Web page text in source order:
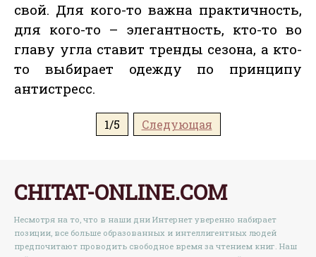
свой. Для кого-то важна практичность,
для кого-то – элегантность, кто-то во
главу угла ставит тренды сезона, а кто-
то выбирает одежду по принципу
антистресс.
1/5 Следующая
CHITAT-ONLINE.COM
Несмотря на то, что в наши дни Интернет уверенно набирает
позиции, все больше образованных и интеллигентных людей
предпочитают проводить свободное время за чтением книг. Наш